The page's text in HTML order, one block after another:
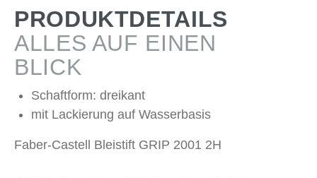
PRODUKTDETAILS
ALLES AUF EINEN
BLICK
Schaftform: dreikant
mit Lackierung auf Wasserbasis
Faber-Castell Bleistift GRIP 2001 2H